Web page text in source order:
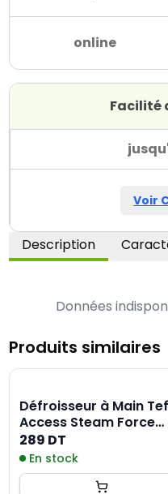
online
Facilité
Voir
Description
Données
Produits similaires
Défroisseur à Main
Access Steam Force
DT8230E 2000W - Noir
289 DT
En stock